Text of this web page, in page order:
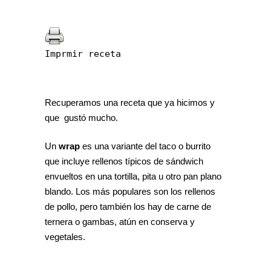
Imprmir receta
Recuperamos una receta que ya hicimos y
que gustó mucho.
Un wrap es una variante del taco o burrito
que incluye rellenos típicos de sándwich
envueltos en una tortilla, pita u otro pan plano
blando. Los más populares son los rellenos
de pollo, pero también los hay de carne de
ternera o gambas, atún en conserva y
vegetales.